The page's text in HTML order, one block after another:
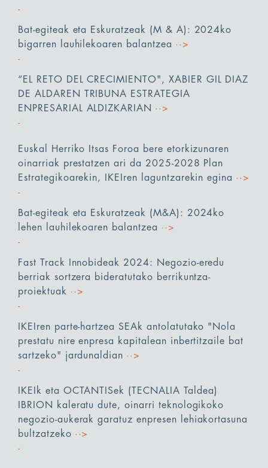
Bat-egiteak eta Eskuratzeak (M & A): 2024ko
bigarren lauhilekoaren balantzea ··>
“EL RETO DEL CRECIMIENTO", XABIER GIL DIAZ
DE ALDAREN TRIBUNA ESTRATEGIA
ENPRESARIAL ALDIZKARIAN ··>
Euskal Herriko Itsas Foroa bere etorkizunaren
oinarriak prestatzen ari da 2025-2028 Plan
Estrategikoarekin, IKEIren laguntzarekin egina ··>
Bat-egiteak eta Eskuratzeak (M&A): 2024ko
lehen lauhilekoaren balantzea ··>
Fast Track Innobideak 2024: Negozio-eredu
berriak sortzera bideratutako berrikuntza-
proiektuak ··>
IKEIren parte-hartzea SEAk antolatutako "Nola
prestatu nire enpresa kapitalean inbertitzaile bat
sartzeko" jardunaldian ··>
IKEIk eta OCTANTISek (TECNALIA Taldea)
IBRION kaleratu dute, oinarri teknologikoko
negozio-aukerak garatuz enpresen lehiakortasuna
bultzatzeko ··>